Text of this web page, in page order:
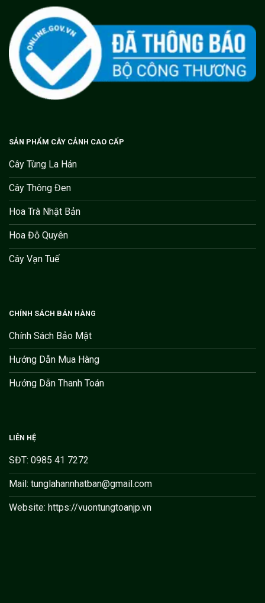
SẢN PHẨM CÂY CẢNH CAO CẤP
Cây Tùng La Hán
Cây Thông Đen
Hoa Trà Nhật Bản
Hoa Đỗ Quyên
Cây Vạn Tuế
CHÍNH SÁCH BÁN HÀNG
Chính Sách Bảo Mật
Hướng Dẫn Mua Hàng
Hướng Dẫn Thanh Toán
LIÊN HỆ
SĐT: 0985 41 7272
Mail: tunglahannhatban@gmail.com
Website: https://vuontungtoanjp.vn